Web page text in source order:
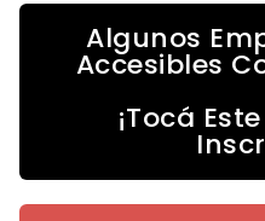
Algunos
Accesibles
¡Tocá